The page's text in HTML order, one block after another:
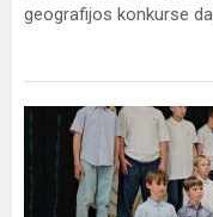
geografijos konkurse
Ketvirtokų
pradinio
ugdymo
baigimo